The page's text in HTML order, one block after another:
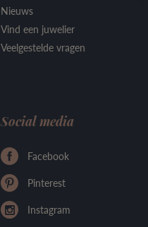
Nieuws
Vind een juwelier
Veelgestelde vragen
Social media
Facebook
Pinterest
Instagram